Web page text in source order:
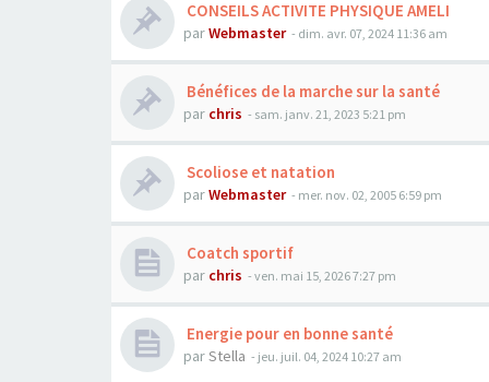
CONSEILS ACTIVITE PHYSIQUE AMELI
parWebmaster - dim. avr. 07, 2024 11:36 am
Bénéfices de la marche sur la santé
par chris - sam. janv. 21, 2023 5:21 pm
Scoliose et natation
parWebmaster - mer. nov. 02, 2005 6:59 pm
Coatch sportif
par chris - ven. mai 15, 2026 7:27 pm
Energie pour en bonne santé
parStella - jeu. juil. 04, 2024 10:27 am